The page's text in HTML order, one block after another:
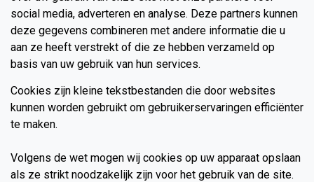
social media, adverteren en analyse. Deze partners kunnen
deze gegevens combineren met andere informatie die u
aan ze heeft verstrekt of die ze hebben verzameld op
basis van uw gebruik van hun services.
Cookies zijn kleine tekstbestanden die door websites
kunnen worden gebruikt om gebruikerservaringen efficiënter
te maken.
Volgens de wet mogen wij cookies op uw apparaat opslaan
als ze strikt noodzakelijk zijn voor het gebruik van de site.